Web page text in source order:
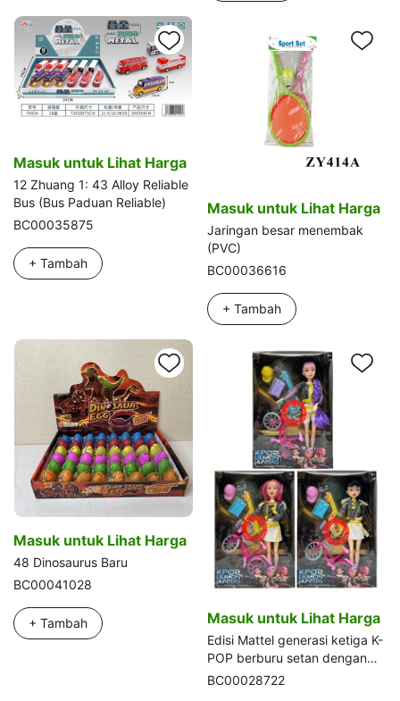
Masuk untuk Lihat Harga
12 Zhuang 1: 43 Alloy Reliable
Bus (Bus Paduan Reliable)
BC00035875
+ Tambah
Masuk untuk Lihat Harga
Jaringan besar menembak
(PVC)
BC00036616
+ Tambah
Masuk untuk Lihat Harga
48 Dinosaurus Baru
BC00041028
+ Tambah Masuk untuk Lihat Harga
Edisi Mattel generasi ketiga K-
POP berburu setan dengan
cahaya musik 11,5 inci 12
BC00028722